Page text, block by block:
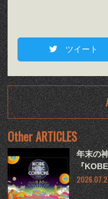
ツイート
Other ARTICLES
年末の
『